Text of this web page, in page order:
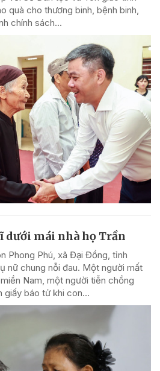
quà cho thương binh, bệnh binh,
chính sách...
dưới mái nhà họ Trần
Phong Phú, xã Đại Đồng, tỉnh
nữ chung nỗi đau. Một người mất
Nam, một người tiễn chồng
giấy báo tử khi con...